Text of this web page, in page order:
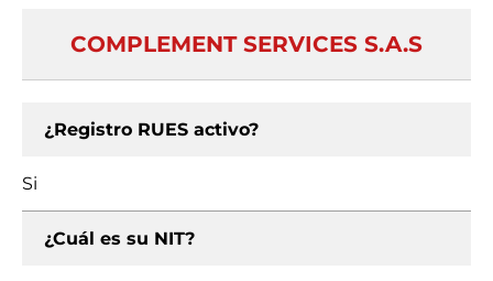
COMPLEMENT SERVICES S.A.S
¿Registro RUES activo?
Si
¿Cuál es su NIT?